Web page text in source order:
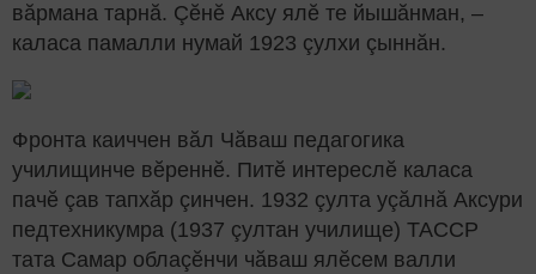
вăрмана тарнă. Çӗнӗ Аксу ялӗ те йышăнман, –
каласа памалли нумай 1923 çулхи çыннăн.
Фронта каиччен вăл Чăваш педагогика
училищинче вӗреннӗ. Питӗ интереслӗ каласа
пачӗ çав тапхăр çинчен. 1932 çулта уçăлнă Аксури
педтехникумра (1937 çултан училище) ТАССР
тата Самар облаçӗнчи чăваш ялӗсем валли